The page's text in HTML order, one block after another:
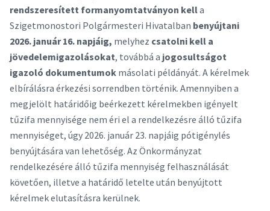
rendszeresített formanyomtatványon kella
Szigetmonostori Polgármesteri Hivatalban benyújtani
2026. január 16. napjáig, melyhez csatolni kell a
jövedelemigazolásokat, továbbá a jogosultságot
igazoló dokumentumok másolati példányát. A kérelmek
elbírálásra érkezési sorrendben történik. Amennyiben a
megjelölt határidőig beérkezett kérelmekben igényelt
tűzifa mennyisége nem éri el a rendelkezésre álló tűzifa
mennyiséget, úgy 2026. január 23. napjáig pótigénylés
benyújtására van lehetőség. Az Önkormányzat
rendelkezésére álló tűzifa mennyiség felhasználását
követően, illetve a határidő letelte után benyújtott
kérelmek elutasításra kerülnek.